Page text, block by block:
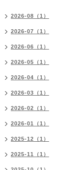
2026-08（1）
2026-07（1）
2026-06（1）
2026-05（1）
2026-04（1）
2026-03（1）
2026-02（1）
2026-01（1）
2025-12（1）
2025-11（1）